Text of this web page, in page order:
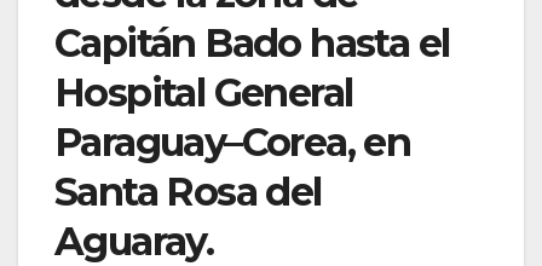
Capitán Bado hasta el
Hospital General
Paraguay–Corea, en
Santa Rosa del
Aguaray.